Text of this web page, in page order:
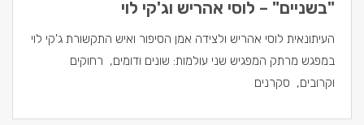
"בשניים" – לוסי אהריש וג'קי לוי
העיתונאית לוסי אהריש ולצידה אמן הסיפור ואיש התקשורת ג'קי לוי
במפגש מרתק המפגיש שני עולמות: שונים ודומים, רחוקים
וקרובים, סקרנים